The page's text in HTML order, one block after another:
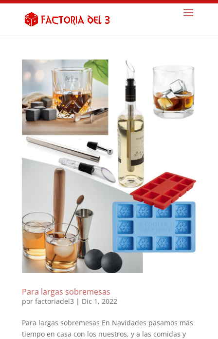
Para largas sobremesas
por factoriadel3 | Dic 1, 2022
Para largas sobremesas En Navidades pasamos más
tiempo en casa con los nuestros, y a las comidas y